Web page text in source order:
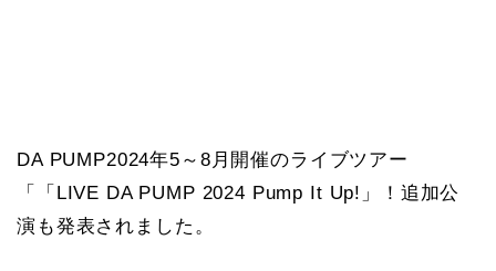
DA PUMP2024年5～8月開催のライブツアー
「「LIVE DA PUMP 2024 Pump It Up!」！追加公
演も発表されました。